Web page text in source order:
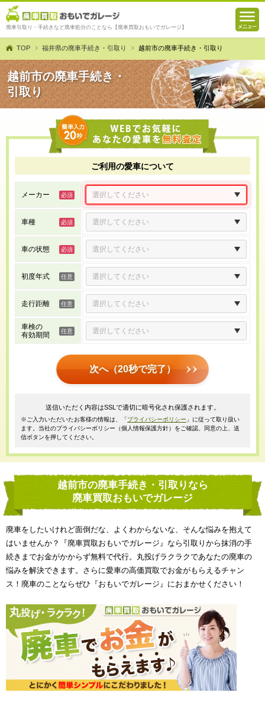
廃車引取り・手続きなど廃車処分のことなら【廃車買取おもいでガレージ】
TOP 福井県の廃車手続き・引取り 越前市の廃車手続き・引取り
越前市の廃車手続き・
引取り
ご利用の愛車について
メーカー
車種
車の状態
初度年式
走行距離
車検の
有効期間
次へ（20秒で完了）
送信いただく内容はSSLで適切に暗号化され保護されます。
※ご入力いただいたお客様の情報は、「プライバシーポリシー 」に従って取り扱い
ます。当社のプライバシーポリシー（個人情報保護方針）をご確認、同意の上、送
信ボタンを押してください。
越前市の廃車手続き・引取りなら
廃車買取おもいでガレージ
廃車をしたいけれど面倒だな、よくわからないな、そんな悩みを抱えて
はいませんか？『廃車買取おもいでガレージ』なら引取りから抹消の手
続きまでお金がかからず無料で代行。丸投げラクラクであなたの廃車の
悩みを解決できます。さらに愛車の高価買取でお金がもらえるチャン
ス！廃車のことならぜひ『おもいでガレージ』におまかせください！